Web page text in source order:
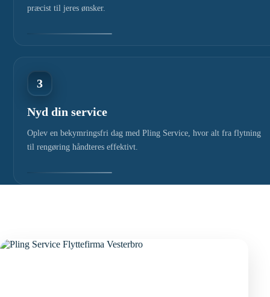
præcist til jeres ønsker.
3
Nyd din service
Oplev en bekymringsfri dag med Pling Service, hvor alt fra flytning
til rengøring håndteres effektivt.